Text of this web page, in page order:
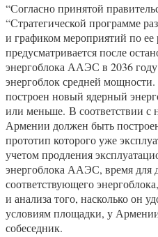
“Согласно принятой
“Стратегической программе
и графиком мероприятий по ее
предусматривается после
энергоблока ААЭС в 2036
энергоблок средней
построен новый ядерный
или меньше. В соответствии с
Армении должен быть
прототип которого уже
учетом продления
энергоблока ААЭС, время для
соответствующего
и анализа того, насколько он
условиям площадки, у
собеседник.